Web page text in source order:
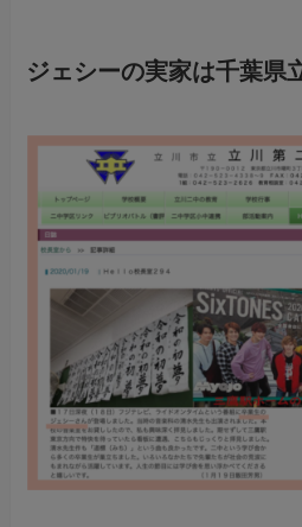
ジェシーの実家は千葉県